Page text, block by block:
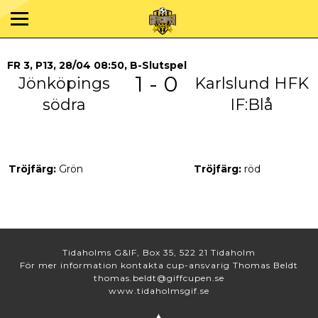
FR 3, P13, 28/04 08:50, B-Slutspel
Jönköpings
södra
1 - 0
Karlslund HFK
IF:Blå
Tröjfärg: Grön Tröjfärg: röd
Tidaholms G&IF, Box 35, 522 21 Tidaholm
För mer information kontakta cup-ansvarig Thomas Beldt
thomas.beldt@giffcupen.se
www.tidaholmsgif.se